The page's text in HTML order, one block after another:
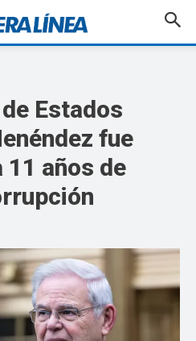
Estados
fue
11 años de